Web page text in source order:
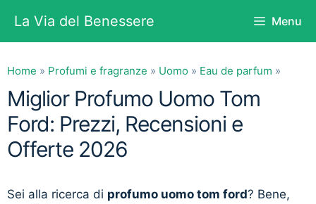
contenuto
La Via del Benessere Menu
Home » Profumi e fragranze » Uomo » Eau de parfum »
Miglior Profumo Uomo Tom
Ford: Prezzi, Recensioni e
Offerte 2026
Sei alla ricerca di profumo uomo tom ford? Bene,